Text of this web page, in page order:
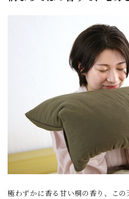
極わずかに香る甘い桐の香り、こ